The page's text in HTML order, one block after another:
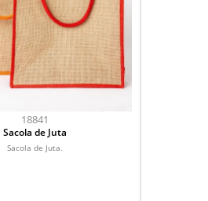
18841
Sacola de Juta
Sacola de Juta.